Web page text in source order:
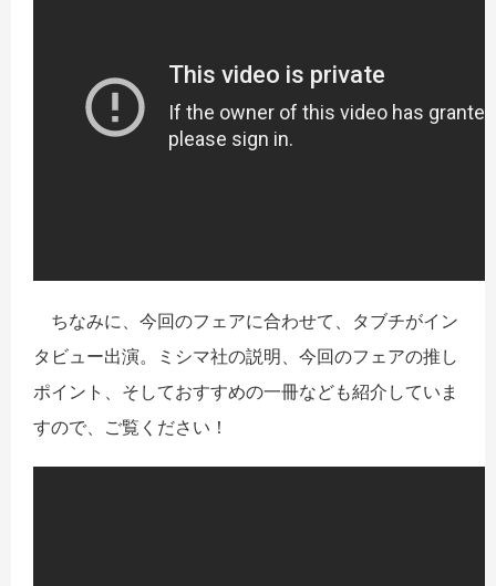
ちなみに、今回のフェアに合わせて、タブチがイン
タビュー出演。ミシマ社の説明、今回のフェアの推し
ポイント、そしておすすめの一冊なども紹介していま
すので、ご覧ください！